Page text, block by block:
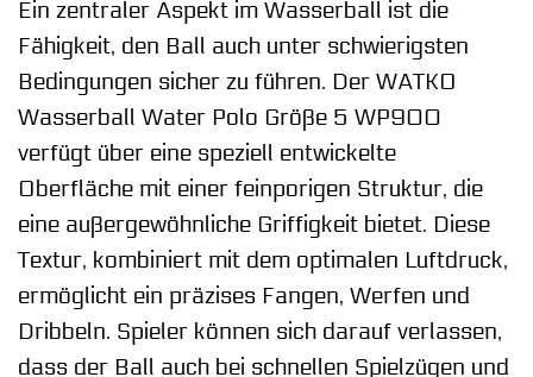
Ein zentraler Aspekt im Wasserball ist die
Fähigkeit, den Ball auch unter schwierigsten
Bedingungen sicher zu führen. Der WATKO
Wasserball Water Polo Größe 5 WP900
verfügt über eine speziell entwickelte
Oberfläche mit einer feinporigen Struktur, die
eine außergewöhnliche Griffigkeit bietet. Diese
Textur, kombiniert mit dem optimalen Luftdruck,
ermöglicht ein präzises Fangen, Werfen und
Dribbeln. Spieler können sich darauf verlassen,
dass der Ball auch bei schnellen Spielzügen und